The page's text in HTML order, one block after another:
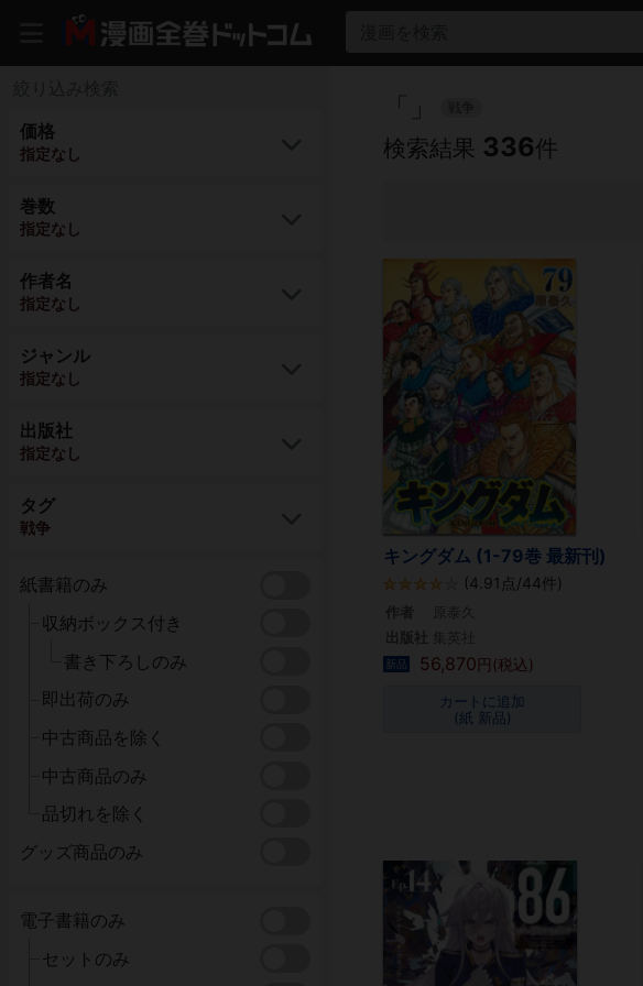
価格
指定なし
巻数
指定なし
作者名
指定なし
ジャンル
指定なし
出版社
指定なし
タグ
戦争
紙書籍のみ
収納ボックス付き
書き下ろしのみ
即出荷のみ
中古商品を除く
中古商品のみ
品切れを除く
グッズ商品のみ
電子書籍のみ
セットのみ
「
検索結果 336件
キングダム (1-79巻 最新刊)
(4.91点/44件)
新品 56,870円(税込)
カートに追加
(紙 新品)